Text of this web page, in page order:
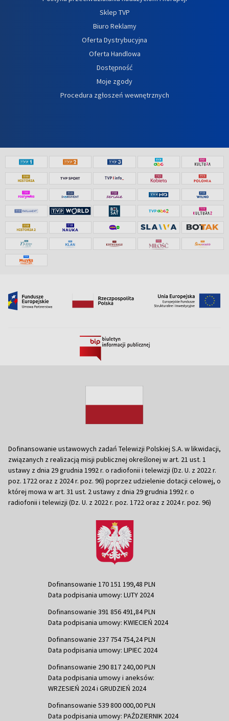
Sklep TVP
Biuro Reklamy
Oferta Dystrybucyjna
Oferta Handlowa
Dostępność
Moje zgody
Procedura zgłoszeń wewnętrznych
Dofinansowanie ustawowych zadań Telewizji Polskiej S.A. w likwidacji,
związanych z realizacją misji publicznej określonej w art. 21 ust. 1
ustawy z dnia 29 grudnia 1992 r. o radiofonii i telewizji (Dz. U. z 2022 r.
poz. 1722 oraz z 2024 r. poz. 96) poprzez udzielenie dotacji celowej, o
której mowa w art. 31 ust. 2 ustawy z dnia 29 grudnia 1992 r. o
radiofonii i telewizji (Dz. U. z 2022 r. poz. 1722 oraz z 2024 r. poz. 96)
Dofinansowanie 170 151 199,48 PLN
Data podpisania umowy: LUTY 2024
Dofinansowanie 391 856 491,84 PLN
Data podpisania umowy: KWIECIEŃ 2024
Dofinansowanie 237 754 754,24 PLN
Data podpisania umowy: LIPIEC 2024
Dofinansowanie 290 817 240,00 PLN
Data podpisania umowy i aneksów:
WRZESIEŃ 2024 i GRUDZIEŃ 2024
Dofinansowanie 539 800 000,00 PLN
Data podpisania umowy: PAŹDZIERNIK 2024